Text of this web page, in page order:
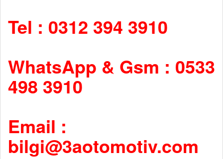
Tel : 0312 394 3910
WhatsApp & Gsm : 0533
498 3910
Email :
bilgi@3aotomotiv.com